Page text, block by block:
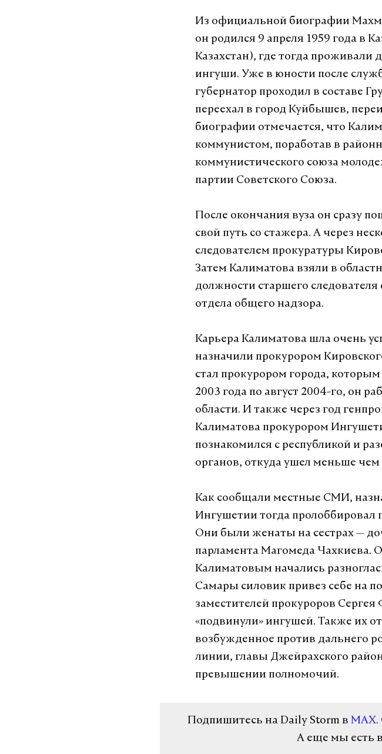
Из официальной биографии
он родился 9 апреля 1959 года в
Казахстан), где тогда
ингуши. Уже в юности после
губернатор проходил в составе
переехал в город Куйбышев,
биографии отмечается, что
коммунистом, поработав в
коммунистического союза
партии Советского Союза.
После окончания вуза он сразу
свой путь со стажера. А через
следователем прокуратуры
Затем Калиматова взяли в
должности старшего
отдела общего надзора.
Карьера Калиматова шла очень
назначили прокурором
стал прокурором города,
2003 года по август 2004-го, он
области. И также через год
Калиматова прокурором
познакомился с республикой и
органов, откуда ушел меньше чем
Как сообщали местные СМИ,
Ингушетии тогда пролоббировал
Они были женаты на сестрах —
парламента Магомеда Чахкиева.
Калиматовым начались
Самары силовик привез себе на
заместителей прокуроров
«подвинули» ингушей. Также их
возбужденное против дальнего
линии, главы Джейрахского
превышении полномочий.
Подпишитесь на Daily Storm в MAX.
А еще мы есть в